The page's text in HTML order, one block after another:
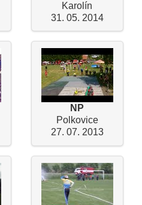
Karolín
31. 05. 2014
NP
Polkovice
27. 07. 2013